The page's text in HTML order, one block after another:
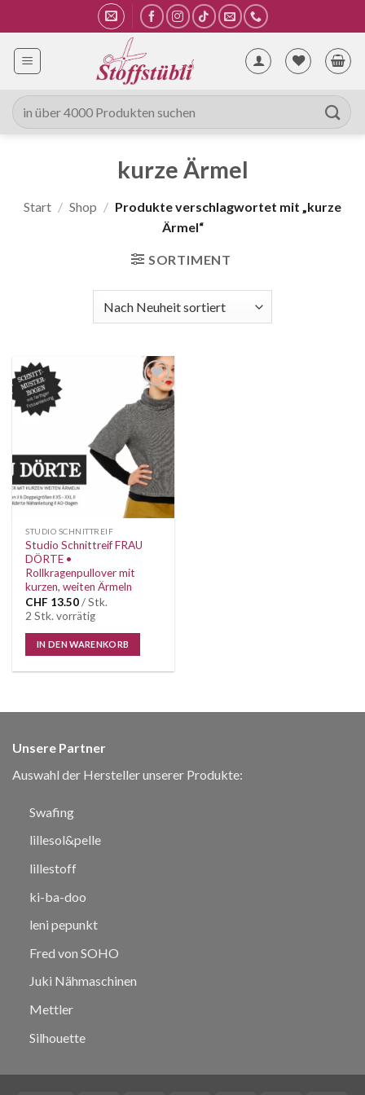
Inhalt
springen
Suche
nach:
kurze Ärmel
Start / Shop / Produkte verschlagwortet mit „kurze
Ärmel“
SORTIMENT
Auf die
Wunschliste
STUDIO SCHNITTREIF
Studio Schnittreif FRAU
DÖRTE •
Rollkragenpullover mit
kurzen, weiten Ärmeln
CHF 13.50/ Stk.
2 Stk. vorrätig
IN DEN WARENKORB
Unsere Partner
Auswahl der Hersteller unserer Produkte:
Swafing
lillesol&pelle
lillestoff
ki-ba-doo
leni pepunkt
Fred von SOHO
Juki Nähmaschinen
Mettler
Silhouette